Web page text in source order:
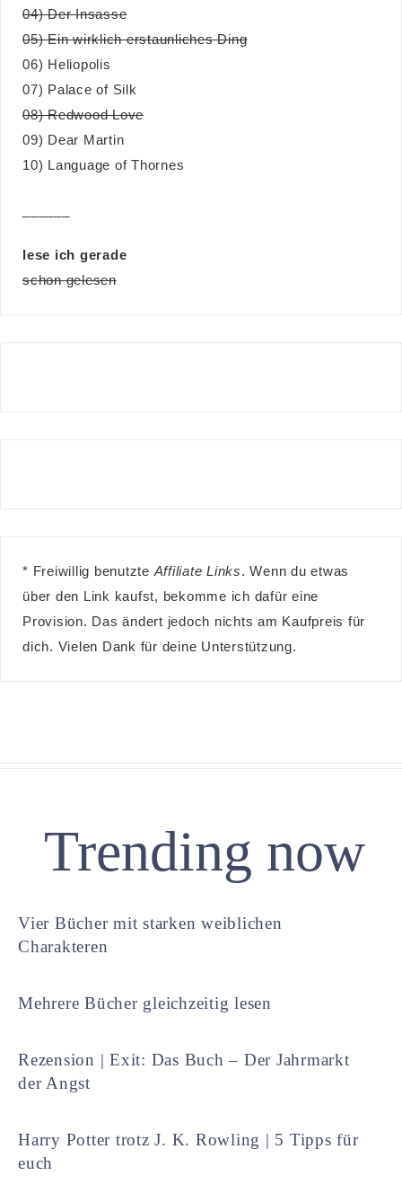
04) Der Insasse
05) Ein wirklich erstaunliches Ding
06) Heliopolis
07) Palace of Silk
08) Redwood Love
09) Dear Martin
10) Language of Thornes
lese ich gerade
schon gelesen
* Freiwillig benutzte Affiliate Links. Wenn du etwas
über den Link kaufst, bekomme ich dafür eine
Provision. Das ändert jedoch nichts am Kaufpreis für
dich. Vielen Dank für deine Unterstützung.
Trending now
Vier Bücher mit starken weiblichen
Charakteren
Mehrere Bücher gleichzeitig lesen
Rezension | Exit: Das Buch – Der Jahrmarkt
der Angst
Harry Potter trotz J. K. Rowling | 5 Tipps für
euch